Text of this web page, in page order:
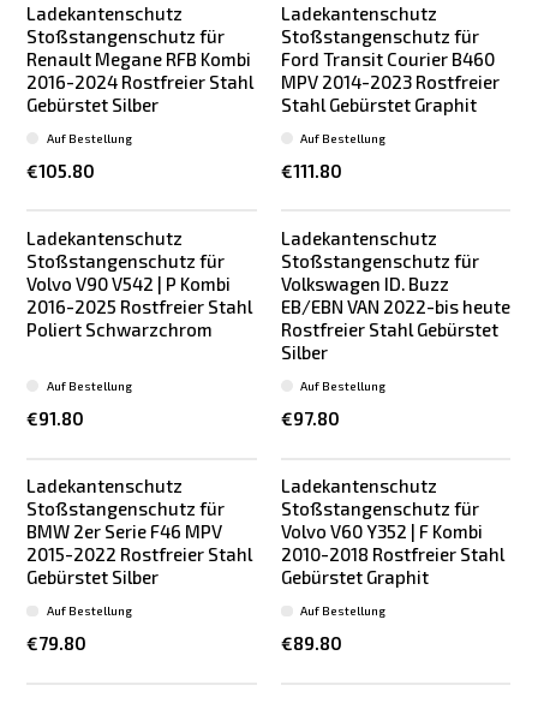
Ladekantenschutz
Stoßstangenschutz für
Renault Megane RFB Kombi
2016-2024 Rostfreier Stahl
Gebürstet Silber
€105.80
Auf Bestellung
Ladekantenschutz
Stoßstangenschutz für
Ford Transit Courier B460
MPV 2014-2023 Rostfreier
Stahl Gebürstet Graphit
€111.80
Auf Bestellung
Ladekantenschutz
Stoßstangenschutz für
Volvo V90 V542 | P Kombi
2016-2025 Rostfreier Stahl
Poliert Schwarzchrom
€91.80
Auf Bestellung
Ladekantenschutz
Stoßstangenschutz für
Volkswagen ID. Buzz
EB/EBN VAN 2022-bis heute
Rostfreier Stahl Gebürstet
Silber
€97.80
Auf Bestellung
Ladekantenschutz
Stoßstangenschutz für
BMW 2er Serie F46 MPV
2015-2022 Rostfreier Stahl
Gebürstet Silber
€79.80
Auf Bestellung
Ladekantenschutz
Stoßstangenschutz für
Volvo V60 Y352 | F Kombi
2010-2018 Rostfreier Stahl
Gebürstet Graphit
€89.80
Auf Bestellung